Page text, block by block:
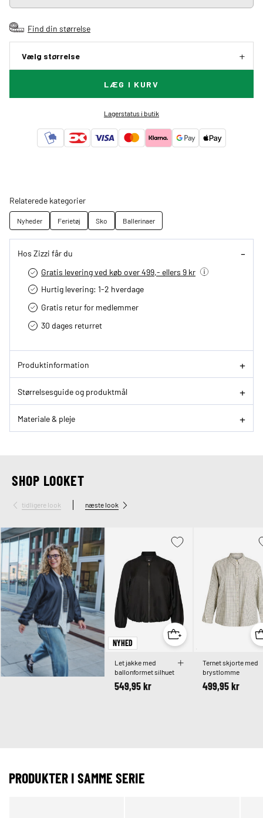
Find din størrelse
Vælg størrelse
LÆG I KURV
Lagerstatus i butik
Relaterede kategorier
Nyheder Ferietøj Sko Ballerinaer
Hos Zizzi får du
Gratis levering ved køb over 499,- ellers 9 kr
Hurtig levering­: 1-2 hverdage
Gratis retur for medlemmer
30 dages returret
Produktinformation
Størrelsesguide og produktmål
Materiale & pleje
SHOP LOOKET
tidligere look næste look
NYHED
Let jakke med
ballonformet silhuet
549,95 kr
Ternet skjorte med
brystlomme
499,95 kr
PRODUKTER I SAMME SERIE